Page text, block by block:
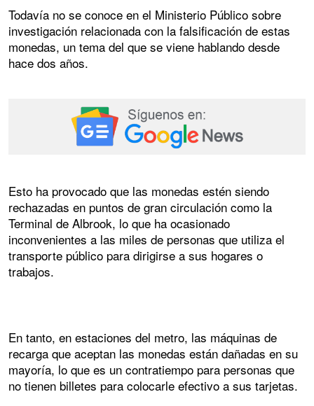
Todavía no se conoce en el Ministerio Público sobre
investigación relacionada con la falsificación de estas
monedas, un tema del que se viene hablando desde
hace dos años.
Esto ha provocado que las monedas estén siendo
rechazadas en puntos de gran circulación como la
Terminal de Albrook, lo que ha ocasionado
inconvenientes a las miles de personas que utiliza el
transporte público para dirigirse a sus hogares o
trabajos.
En tanto, en estaciones del metro, las máquinas de
recarga que aceptan las monedas están dañadas en su
mayoría, lo que es un contratiempo para personas que
no tienen billetes para colocarle efectivo a sus tarjetas.